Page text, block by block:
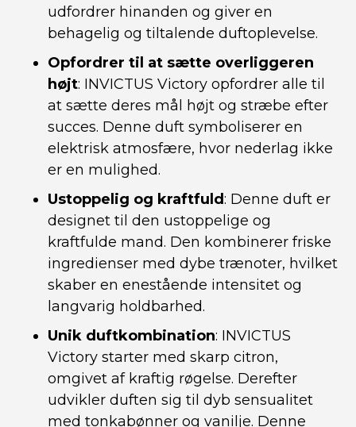
udfordrer hinanden og giver en
behagelig og tiltalende duftoplevelse.
Opfordrer til at sætte overliggeren
højt: INVICTUS Victory opfordrer alle til
at sætte deres mål højt og stræbe efter
succes. Denne duft symboliserer en
elektrisk atmosfære, hvor nederlag ikke
er en mulighed.
Ustoppelig og kraftfuld: Denne duft er
designet til den ustoppelige og
kraftfulde mand. Den kombinerer friske
ingredienser med dybe trænoter, hvilket
skaber en enestående intensitet og
langvarig holdbarhed.
Unik duftkombination: INVICTUS
Victory starter med skarp citron,
omgivet af kraftig røgelse. Derefter
udvikler duften sig til dyb sensualitet
med tonkabønner og vanilje. Denne